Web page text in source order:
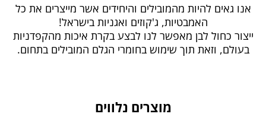
אנו גאים להיות מהמובילים והיחידים אשר מייצרים את כל
האמבטיות, ג'קוזים ואגניות בישראל!
ייצור כחול לבן מאפשר לנו לבצע בקרת איכות מהקפדניות
בעולם, וזאת תוך שימוש בחומרי הגלם המובילים בתחום.
מוצרים נלווים